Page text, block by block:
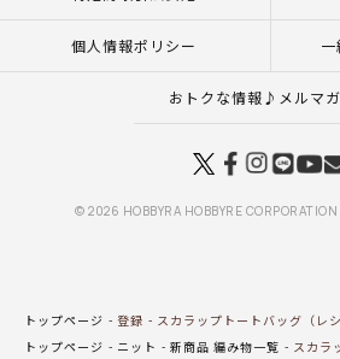
個人情報ポリシー
おトクな情報♪メルマ
© 2026 HOBBYRA HOBBYRE
トップページ 登録
スカラップトートバッグ（レシ
トップページ
ニット 新商品 編み物一覧 スカラ